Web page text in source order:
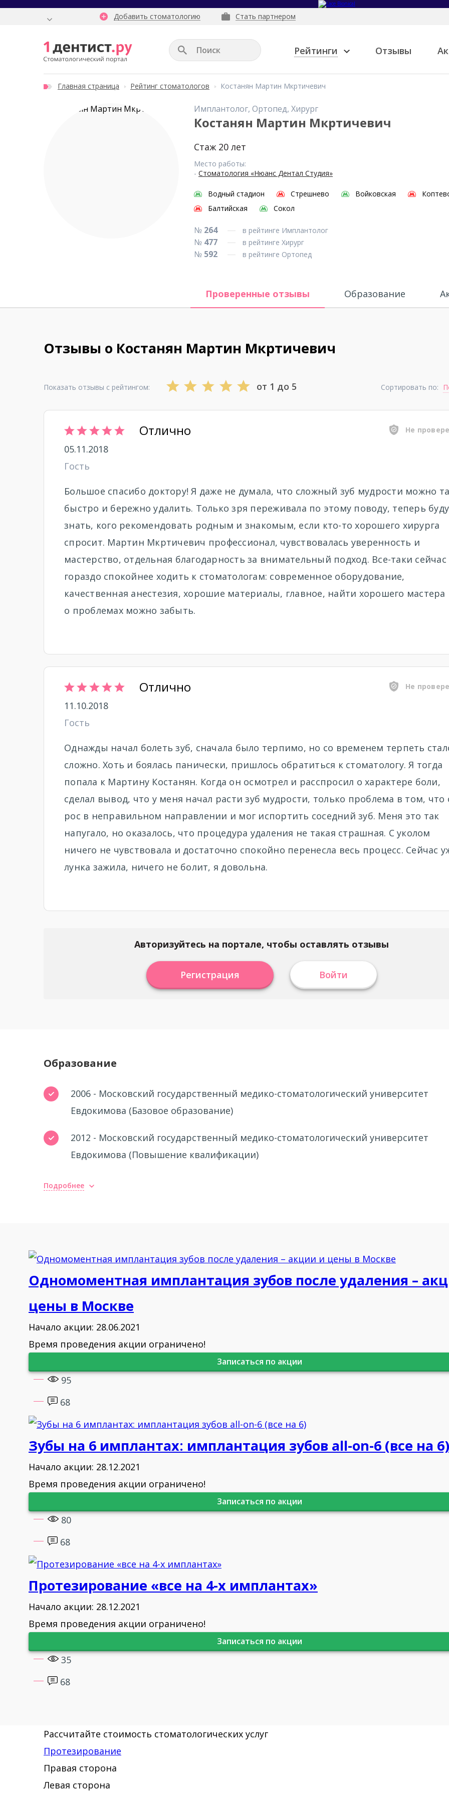
Добавить стоматологию Стать партнером
Рейтинги Отзывы
Главная страница Рейтинг стоматологов Костанян Мартин Мкртичевич
Имплантолог, Ортопед, Хирург
Костанян Мартин Мкртичевич
Стаж 20 лет
Место работы:
- Стоматология «Нюанс Дентал Студия»
Водный стадион Стрешнево Войковская
Балтийская
Сокол
№ 264 в рейтинге Имплантолог
№ 477 в рейтинге Хирург
№ 592 в рейтинге Ортопед
Проверенные отзывы Образование
Отзывы о Костанян Мартин Мкртичевич
Показать отзывы с рейтингом: от 1 до 5 Сортировать по:
Отлично Не
05.11.2018
Гость
Большое спасибо доктору! Я даже не думала, что сложный зуб мудрости можно
быстро и бережно удалить. Только зря переживала по этому поводу, теперь буду
знать, кого рекомендовать родным и знакомым, если кто-то хорошего хирурга
спросит. Мартин Мкртичевич профессионал, чувствовалась уверенность и
мастерство, отдельная благодарность за внимательный подход. Все-таки сейчас
гораздо спокойнее ходить к стоматологам: современное оборудование,
качественная анестезия, хорошие материалы, главное, найти хорошего мастера
о проблемах можно забыть.
Отлично Не
11.10.2018
Гость
Однажды начал болеть зуб, сначала было терпимо, но со временем терпеть
сложно. Хоть и боялась панически, пришлось обратиться к стоматологу. Я тогда
попала к Мартину Костанян. Когда он осмотрел и расспросил о характере боли,
сделал вывод, что у меня начал расти зуб мудрости, только проблема в том, что
рос в неправильном направлении и мог испортить соседний зуб. Меня это так
напугало, но оказалось, что процедура удаления не такая страшная. С уколом
ничего не чувствовала и достаточно спокойно перенесла весь процесс. Сейчас
лунка зажила, ничего не болит, я довольна.
Авторизуйтесь на портале, чтобы оставлять отзывы
Регистрация Войти
Образование
2006 - Московский государственный медико-стоматологический университет
Евдокимова (Базовое образование)
2012 - Московский государственный медико-стоматологический университет
Евдокимова (Повышение квалификации)
Подробнее
Одномоментная имплантация зубов после удаления –
цены в Москве
Начало акции: 28.06.2021
Время проведения акции ограничено!
Записаться по акции
95
68
Зубы на 6 имплантах: имплантация зубов all-on-6 (все на 6)
Начало акции: 28.12.2021
Время проведения акции ограничено!
Записаться по акции
80
68
Протезирование «все на 4-х имплантах»
Начало акции: 28.12.2021
Время проведения акции ограничено!
Записаться по акции
35
68
Рассчитайте стоимость стоматологических услуг
Протезирование
Правая сторона
Левая сторона